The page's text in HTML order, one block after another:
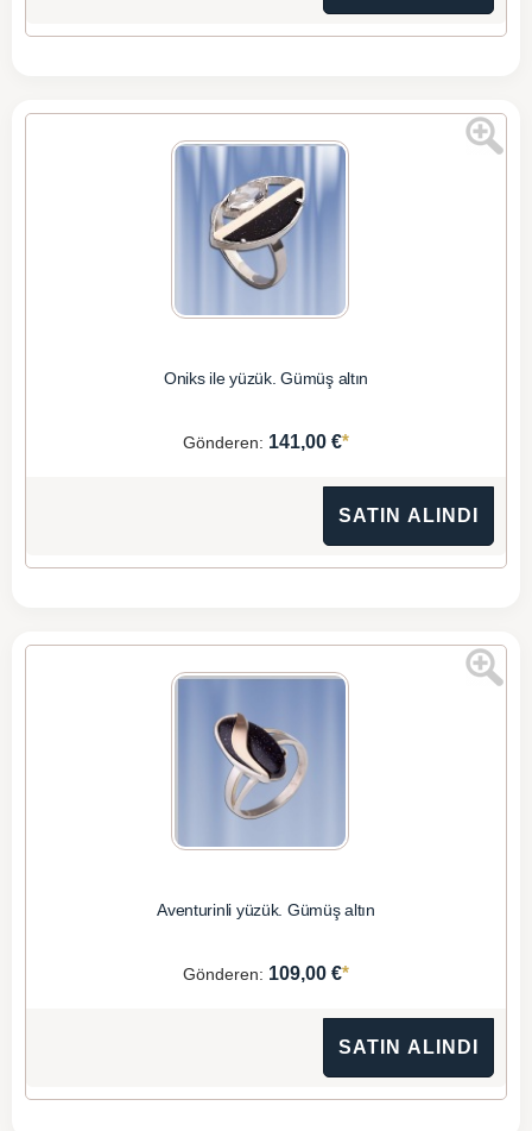
Oniks ile yüzük. Gümüş altın
Gönderen: 141,00 €*
SATIN ALINDI
Aventurinli yüzük. Gümüş altın
Gönderen: 109,00 €*
SATIN ALINDI